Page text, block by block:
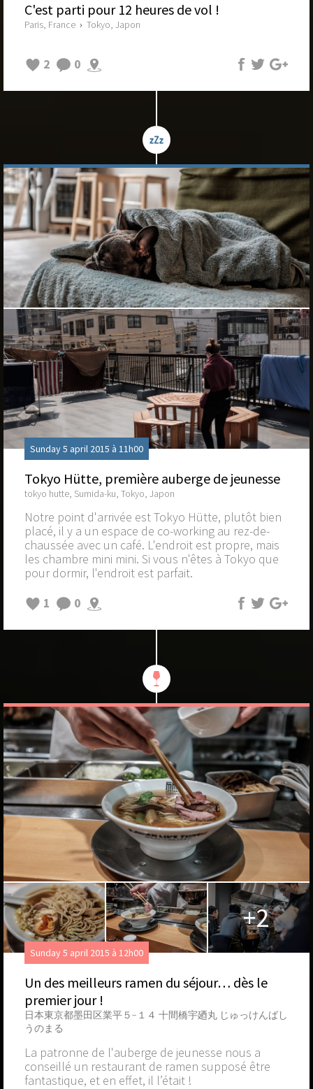
C'est parti pour 12 heures de vol !
Paris, France › Tokyo, Japon
2 0
Sunday 5 april 2015 à 11h00
Tokyo Hütte, première auberge de jeunesse
tokyo hutte, Sumida-ku, Tokyo, Japon
Notre point d'arrivée est Tokyo Hütte, plutôt bien
placé, il y a un espace de co-working au rez-de-
chaussée avec un café. L'endroit est propre, mais
les chambre mini mini. Si vous n'êtes à Tokyo que
pour dormir, l'endroit est parfait.
1
0
+2
Sunday 5 april 2015 à 12h00
Un des meilleurs ramen du séjour… dès le
premier jour !
日本東京都墨田区業平５−１４ 十間橋宇廼丸 じゅっけんばし
うのまる
La patronne de l'auberge de jeunesse nous a
conseillé un restaurant de ramen supposé être
fantastique, et en effet, il l’était !